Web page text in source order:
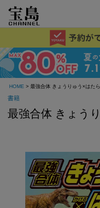
HOME > 最強合体 きょうりゅう×はた
書籍
最強合体 きょう